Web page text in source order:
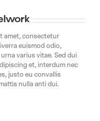
amet, consectetur
euismod odio,
varius vitae. Sed dui
et, interdum nec
justo eu convallis
nulla anti dui.